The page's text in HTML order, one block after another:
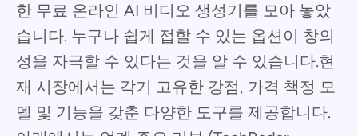
한 무료 온라인 AI 비디오 생성기를 모아 놓았
습니다. 누구나 쉽게 접할 수 있는 옵션이 창의
성을 자극할 수 있다는 것을 알 수 있습니다.현
재 시장에서는 각기 고유한 강점, 가격 책정 모
델 및 기능을 갖춘 다양한 도구를 제공합니다.